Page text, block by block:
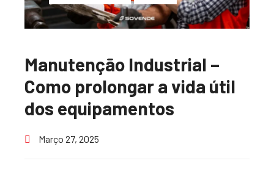
Manutenção Industrial –
Como prolongar a vida útil
dos equipamentos
Março 27, 2025